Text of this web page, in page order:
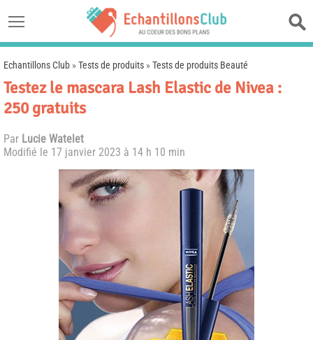
Echantillons Club »Tests de produits »Tests de produits Beauté
Testez le mascara Lash Elastic de Nivea :
250 gratuits
Par Lucie Watelet
Modifié le 17 janvier 2023 à 14 h 10 min